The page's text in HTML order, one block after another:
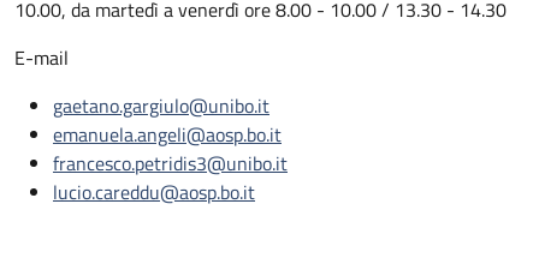
10.00, da martedì a venerdì ore 8.00 - 10.00 / 13.30 - 14.30
E-mail
gaetano.gargiulo@unibo.it
emanuela.angeli@aosp.bo.it
francesco.petridis3@unibo.it
lucio.careddu@aosp.bo.it